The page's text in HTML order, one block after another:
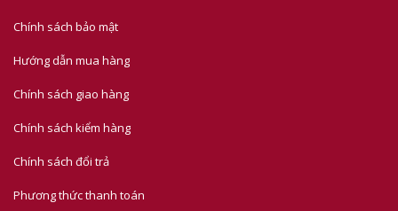
Chính sách bảo mật
Hướng dẫn mua hàng
Chính sách giao hàng
Chính sách kiểm hàng
Chính sách đổi trả
Phương thức thanh toán